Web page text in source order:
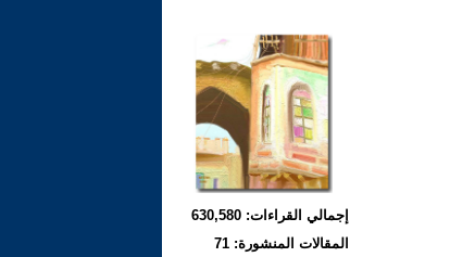
إجمالي القراءات: 630,580
المقالات المنشورة: 71